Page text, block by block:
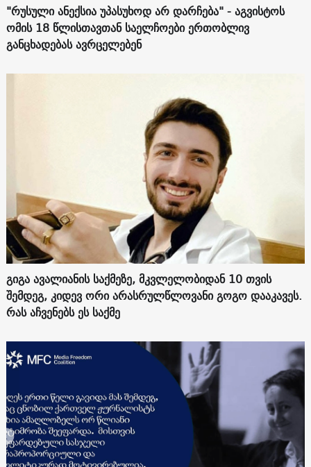
"რუსული ანექსია უპასუხოდ არ დარჩება" - აგვისტოს
ომის 18 წლისთავთან საელჩოები ერთობლივ
განცხადებას ავრცელებენ
გიგა ავალიანის საქმეზე, მკვლელობიდან 10 თვის
შემდეგ, კიდევ ორი არასრულწლოვანი გოგო დააკავეს.
რას აჩვენებს ეს საქმე